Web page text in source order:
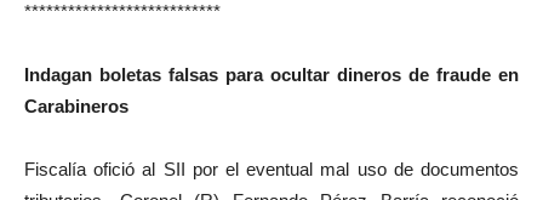
***************************
Indagan boletas falsas para ocultar dineros de fraude en
Carabineros
Fiscalía ofició al SII por el eventual mal uso de documentos